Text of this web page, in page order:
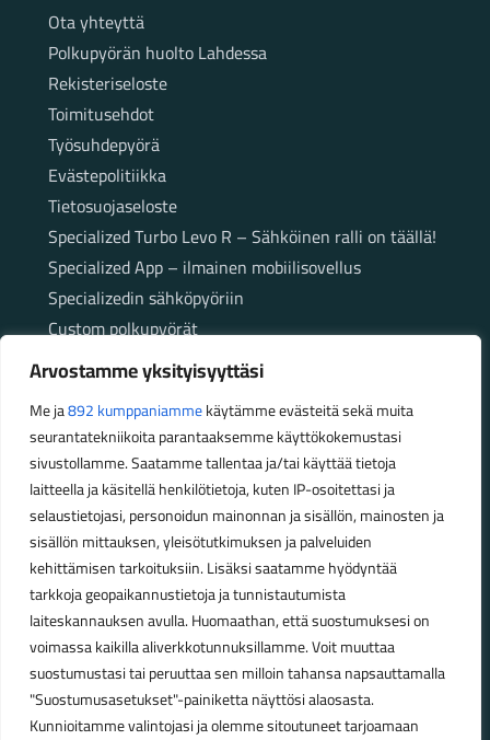
Arvostamme yksityisyyttäsi
Me ja892 kumppaniammekäytämme evästeitä sekä muita
seurantatekniikoita parantaaksemme käyttökokemustasi
sivustollamme. Saatamme tallentaa ja/tai käyttää tietoja
laitteella ja käsitellä henkilötietoja, kuten IP-osoitettasi ja
selaustietojasi, personoidun mainonnan ja sisällön, mainosten ja
sisällön mittauksen, yleisötutkimuksen ja palveluiden
kehittämisen tarkoituksiin. Lisäksi saatamme hyödyntää
tarkkoja geopaikannustietoja ja tunnistautumista
laiteskannauksen avulla. Huomaathan, että suostumuksesi on
voimassa kaikilla aliverkkotunnuksillamme. Voit muuttaa
suostumustasi tai peruuttaa sen milloin tahansa napsauttamalla
"Suostumusasetukset"-painiketta näyttösi alaosasta.
Kunnioitamme valintojasi ja olemme sitoutuneet tarjoamaan
SivutOta yhteyttä
Polkupyörän huolto Lahdessa
Rekisteriseloste
Toimitusehdot
Työsuhdepyörä
Evästepolitiikka
Tietosuojaseloste
Specialized Turbo Levo R – Sähköinen ralli on täällä!
Specialized App – ilmainen mobiilisovellus
Specializedin sähköpyöriin
Custom polkupyörät
Fatbikellä helppoa ja huoletonta etenemistä
maastossa
Aukioloajat
Talvikauden aukioloajat (1.10.2025 – 28.2.2026)
Ma-Pe 10-18
La 10-14
Kesäkauden aukioloajat (1.3.2026 – 30.9.2026)
Ma-Pe 10-18
La 9-15
Poikkeavat aukioloajat: